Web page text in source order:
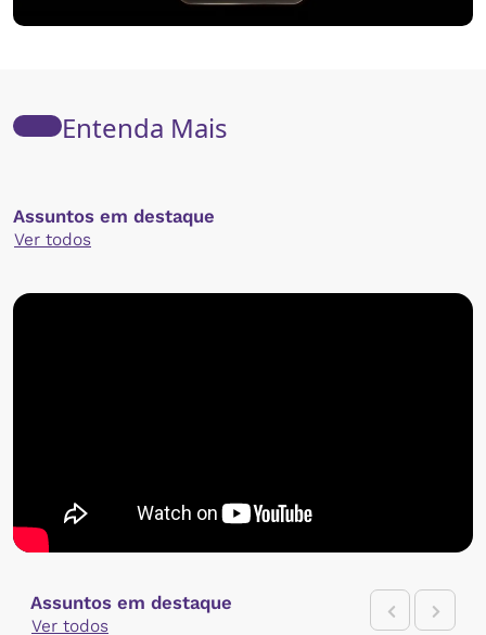
Entenda Mais
Assuntos em destaque
Ver todos
Assuntos em destaque
Ver todos